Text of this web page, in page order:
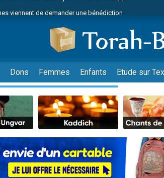
musiques dans Torah-Box Music
viennent de faire un don pour Sauvez la jambe de
viennent de nous rejoindre sur WhatsApp
viennent de nous rejoindre sur WhatsApp
viennent de nous rejoindre sur WhatsApp
musiques dans Torah-Box Music
viennent de faire un don pour Tsédaka : pauvres
viennent de faire un don pour Diane, 80 ans, dans
radio : Visions de grandeur n°104 : Le
viennent de demander une bénédiction
Dons Femmes Enfants Etude sur